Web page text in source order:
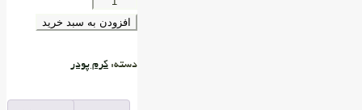
افزودن به سبد خرید
دسته: کرم پودر